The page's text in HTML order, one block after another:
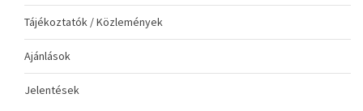
Tájékoztatók / Közlemények
Ajánlások
Jelentések